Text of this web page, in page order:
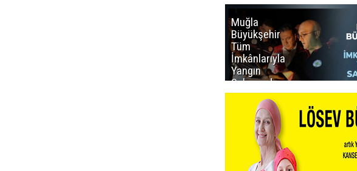
aldı
Muğla
Büyükşehir
Tüm
İmkânlarıyla
Yangın
Sahasında